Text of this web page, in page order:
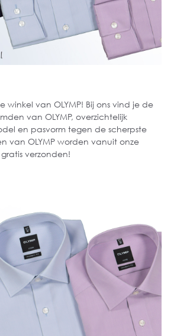
winkel van OLYMP! Bij ons vind je de
van OLYMP, overzichtelijk
en pasvorm tegen de scherpste
van OLYMP worden vanuit onze
verzonden!